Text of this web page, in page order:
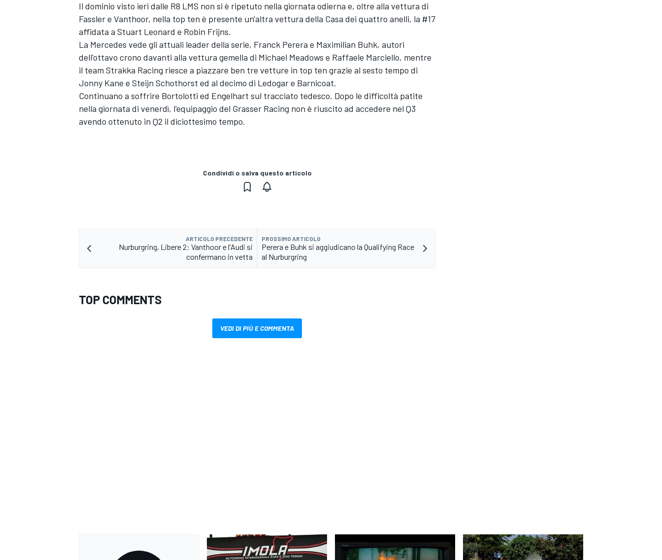
Il dominio visto ieri dalle R8 LMS non si è ripetuto nella giornata odierna e, oltre alla vettura di
Fassler e Vanthoor, nella top ten è presente un'altra vettura della Casa dei quattro anelli, la #17
affidata a Stuart Leonard e Robin Frijns.
La Mercedes vede gli attuali leader della serie, Franck Perera e Maximilian Buhk, autori
dell'ottavo crono davanti alla vettura gemella di Michael Meadows e Raffaele Marciello, mentre
il team Strakka Racing riesce a piazzare ben tre vetture in top ten grazie al sesto tempo di
Jonny Kane e Steijn Schothorst ed al decimo di Ledogar e Barnicoat.
Continuano a soffrire Bortolotti ed Engelhart sul tracciato tedesco. Dopo le difficoltà patite
nella giornata di venerdì, l'equipaggio del Grasser Racing non è riuscito ad accedere nel Q3
avendo ottenuto in Q2 il diciottesimo tempo.
Condividi o salva questo articolo
ARTICOLO PRECEDENTE
Nurburgring, Libere 2: Vanthoor e l'Audi si
confermano in vetta
PROSSIMO ARTICOLO
Perera e Buhk si aggiudicano la Qualifying Race
al Nurburgring
TOP COMMENTS
VEDI DI PIÙ E COMMENTA